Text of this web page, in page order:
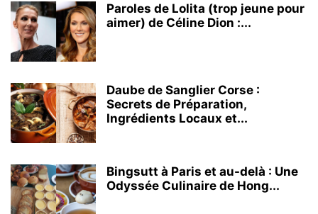
Paroles de Lolita (trop jeune pour
aimer) de Céline Dion :...
Daube de Sanglier Corse :
Secrets de Préparation,
Ingrédients Locaux et...
Bingsutt à Paris et au-delà : Une
Odyssée Culinaire de Hong...